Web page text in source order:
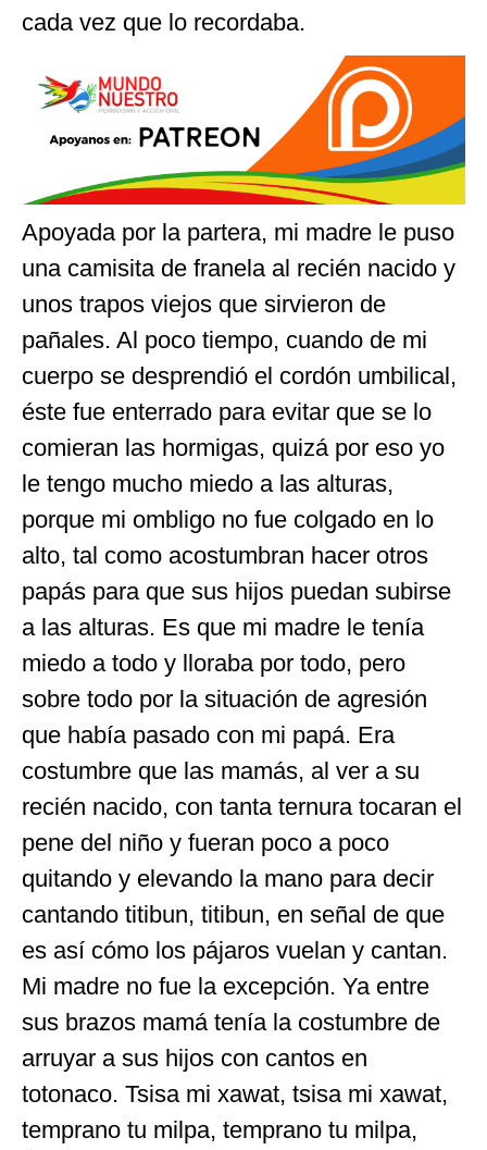
cada vez que lo recordaba.
Apoyada por la partera, mi madre le puso
una camisita de franela al recién nacido y
unos trapos viejos que sirvieron de
pañales. Al poco tiempo, cuando de mi
cuerpo se desprendió el cordón umbilical,
éste fue enterrado para evitar que se lo
comieran las hormigas, quizá por eso yo
le tengo mucho miedo a las alturas,
porque mi ombligo no fue colgado en lo
alto, tal como acostumbran hacer otros
papás para que sus hijos puedan subirse
a las alturas. Es que mi madre le tenía
miedo a todo y lloraba por todo, pero
sobre todo por la situación de agresión
que había pasado con mi papá. Era
costumbre que las mamás, al ver a su
recién nacido, con tanta ternura tocaran el
pene del niño y fueran poco a poco
quitando y elevando la mano para decir
cantando titibun, titibun, en señal de que
es así cómo los pájaros vuelan y cantan.
Mi madre no fue la excepción. Ya entre
sus brazos mamá tenía la costumbre de
arruyar a sus hijos con cantos en
totonaco. Tsisa mi xawat, tsisa mi xawat,
temprano tu milpa, temprano tu milpa,